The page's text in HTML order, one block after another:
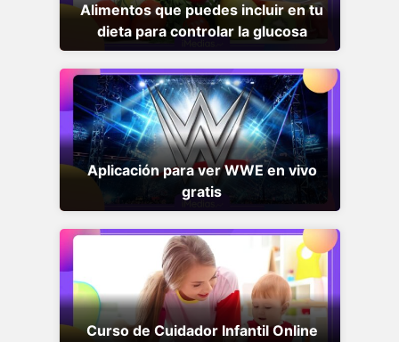
Alimentos que puedes incluir en tu
dieta para controlar la glucosa
Aplicación para ver WWE en vivo
gratis
Curso de Cuidador Infantil Online